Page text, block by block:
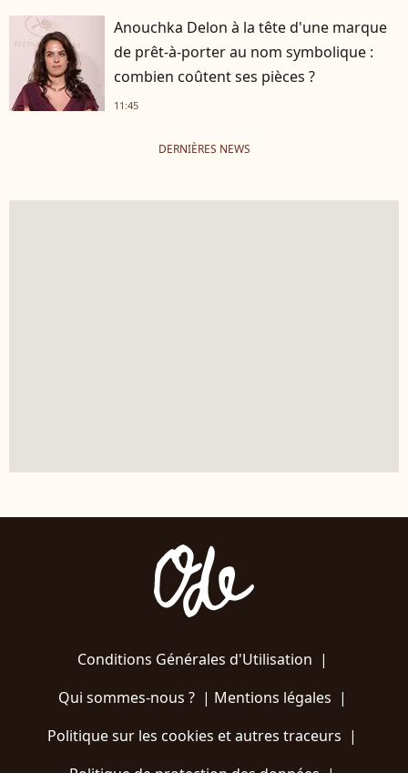
Anouchka Delon à la tête d'une marque
de prêt-à-porter au nom symbolique :
combien coûtent ses pièces ?
11:45
DERNIÈRES NEWS
Conditions Générales d'Utilisation |
Qui sommes-nous ?| Mentions légales |
Politique sur les cookies et autres traceurs |